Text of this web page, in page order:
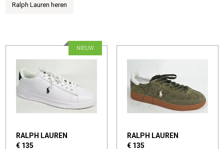
Ralph Lauren heren
RALPH LAUREN
€ 135
NIEUW
RALPH LAUREN
€ 135